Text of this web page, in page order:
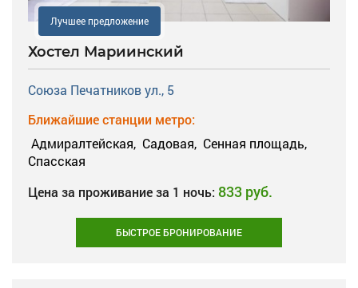
Лучшее предложение
Хостел Мариинский
Союза Печатников ул., 5
Ближайшие станции метро:
Адмиралтейская, Садовая, Сенная площадь,
Спасская
Цена за проживание за 1 ночь: 833 руб.
БЫСТРОЕ БРОНИРОВАНИЕ